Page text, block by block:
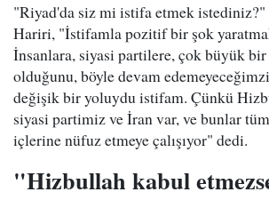
"Riyad'da siz mi istifa etmek istediniz?"
Hariri, "İstifamla pozitif bir şok
İnsanlara, siyasi partilere, çok büyük
olduğunu, böyle devam
değişik bir yoluydu istifam. Çünkü
siyasi partimiz ve İran var, ve bunlar
içlerine nüfuz etmeye çalışıyor" dedi.
"Hizbullah kabul